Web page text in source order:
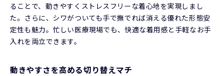
ることで、動きやすくストレスフリーな着心地を実現しまし
た。さらに、シワがついても手で撫でれば消える優れた形態安
定性も魅力。忙しい医療現場でも、快適な着用感と手軽なお手
入れを両立できます。
動きやすさを高める切り替えマチ